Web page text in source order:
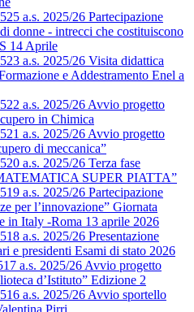
a.s. 2025/26 Partecipazione
donne - intrecci che costituiscono
14 Aprile
a.s. 2025/26 Visita didattica
e Addestramento Enel a
a.s. 2025/26 Avvio progetto
in Chimica
a.s. 2025/26 Avvio progetto
di meccanica”
a.s. 2025/26 Terza fase
SUPER PIATTA”
a.s. 2025/26 Partecipazione
per l’innovazione” Giornata
in Italy -Roma 13 aprile 2026
a.s. 2025/26 Presentazione
e presidenti Esami di stato 2026
a.s. 2025/26 Avvio progetto
d’Istituto” Edizione 2
a.s. 2025/26 Avvio sportello